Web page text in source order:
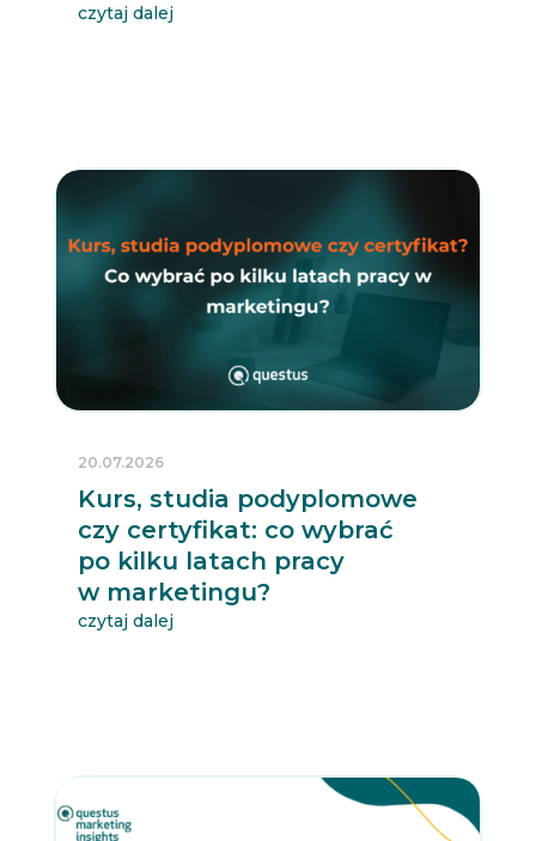
czytaj dalej
Kurs, studia podyplomowe
czy certyfikat: co wybrać
po kilku latach pracy
w marketingu?
20.07.2026
czytaj dalej